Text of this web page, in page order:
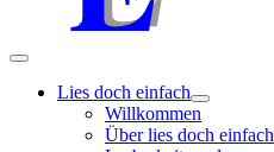
Lies doch einfach
Willkommen
Über lies doch einfach